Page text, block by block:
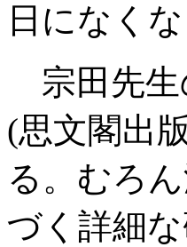
日になくな
宗田先生
(思文閣出
る。むろ
づく詳細